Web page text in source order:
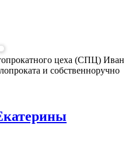
цеха (СПЦ) Иван
и собственноручно